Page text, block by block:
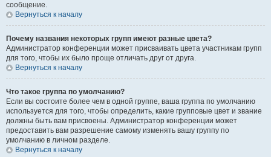
сообщение.
Вернуться к началу
Почему названия некоторых групп имеют разные цвета?
Администратор конференции может присваивать цвета участникам групп
для того, чтобы их было проще отличать друг от друга.
Вернуться к началу
Что такое группа по умолчанию?
Если вы состоите более чем в одной группе, ваша группа по умолчанию
используется для того, чтобы определить, какие групповые цвет и звание
должны быть вам присвоены. Администратор конференции может
предоставить вам разрешение самому изменять вашу группу по
умолчанию в личном разделе.
Вернуться к началу